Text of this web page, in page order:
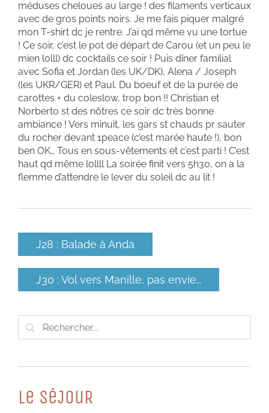
méduses cheloues au large ! des filaments verticaux
avec de gros points noirs. Je me fais piquer malgré
mon T-shirt dc je rentre. J’ai qd même vu une tortue
! Ce soir, c’est le pot de départ de Carou (et un peu le
mien lolll) dc cocktails ce soir ! Puis dîner familial
avec Sofia et Jordan (les UK/DK), Alena / Joseph
(les UKR/GER) et Paul. Du boeuf et de la purée de
carottes + du coleslow, trop bon !! Christian et
Norberto st des nôtres ce soir dc très bonne
ambiance ! Vers minuit, les gars st chauds pr sauter
du rocher devant 1peace (c’est marée haute !), bon
ben OK… Tous en sous-vêtements et c’est parti ! C’est
haut qd même lollll La soirée finit vers 5h30, on a la
flemme d’attendre le lever du soleil dc au lit !
J28 : Balade à Anda
J30 : Vol vers Manille, pas envie…
Rechercher:
Le SéJouR